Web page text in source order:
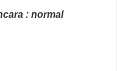
: normal